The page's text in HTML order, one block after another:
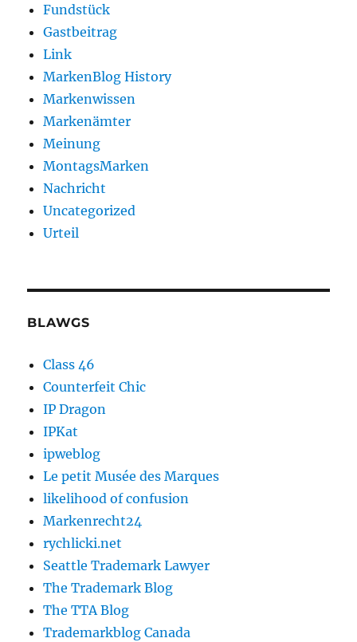
Fundstück
Gastbeitrag
Link
MarkenBlog History
Markenwissen
Markenämter
Meinung
MontagsMarken
Nachricht
Uncategorized
Urteil
BLAWGS
Class 46
Counterfeit Chic
IP Dragon
IPKat
ipweblog
Le petit Musée des Marques
likelihood of confusion
Markenrecht24
rychlicki.net
Seattle Trademark Lawyer
The Trademark Blog
The TTA Blog
Trademarkblog Canada